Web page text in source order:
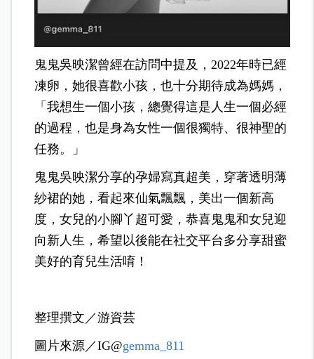
鬼鬼吳映潔曾經在訪問中提及，2022年時已經
凍卵，她很喜歡小孩，也十分期待成為媽媽，
「我想生一個小孩，總覺得這是人生一個必經
的過程，也是身為女性一個很獨特、很神聖的
任務。」
鬼鬼吳映潔分享的孕婦寫真超美，穿著透明薄
紗裙的她，看起來仙氣飄飄，美出一個新高
度，女兒的小腳丫超可愛，恭喜鬼鬼和女兒迎
向新人生，希望以後能在社交平台多分享甜蜜
美好的育兒生活唷！
整理撰文／游資芸
圖片來源／IG@gemma_811